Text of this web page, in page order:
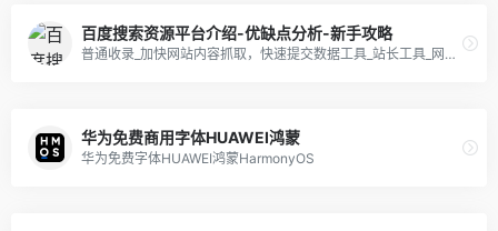
百度搜索资源平台介绍-优缺点分析-新手攻略
普通收录_加快网站内容抓取，快速提交数据工具_站长工具_网站支持_百度搜索资源平台
华为免费商用字体HUAWEI鸿蒙
华为免费字体HUAWEI鸿蒙HarmonyOS